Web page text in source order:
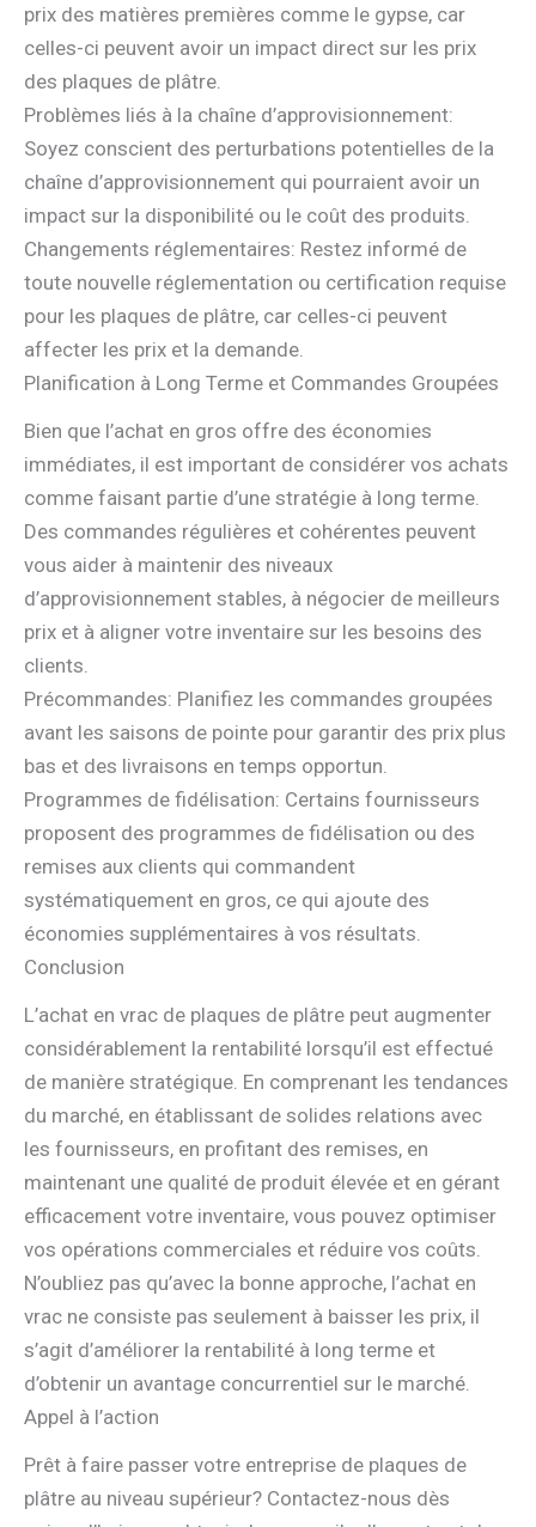
prix des matières premières comme le gypse, car
celles-ci peuvent avoir un impact direct sur les prix
des plaques de plâtre.
Problèmes liés à la chaîne d’approvisionnement:
Soyez conscient des perturbations potentielles de la
chaîne d’approvisionnement qui pourraient avoir un
impact sur la disponibilité ou le coût des produits.
Changements réglementaires: Restez informé de
toute nouvelle réglementation ou certification requise
pour les plaques de plâtre, car celles-ci peuvent
affecter les prix et la demande.
Planification à Long Terme et Commandes Groupées
Bien que l’achat en gros offre des économies
immédiates, il est important de considérer vos achats
comme faisant partie d’une stratégie à long terme.
Des commandes régulières et cohérentes peuvent
vous aider à maintenir des niveaux
d’approvisionnement stables, à négocier de meilleurs
prix et à aligner votre inventaire sur les besoins des
clients.
Précommandes: Planifiez les commandes groupées
avant les saisons de pointe pour garantir des prix plus
bas et des livraisons en temps opportun.
Programmes de fidélisation: Certains fournisseurs
proposent des programmes de fidélisation ou des
remises aux clients qui commandent
systématiquement en gros, ce qui ajoute des
économies supplémentaires à vos résultats.
Conclusion
L’achat en vrac de plaques de plâtre peut augmenter
considérablement la rentabilité lorsqu’il est effectué
de manière stratégique. En comprenant les tendances
du marché, en établissant de solides relations avec
les fournisseurs, en profitant des remises, en
maintenant une qualité de produit élevée et en gérant
efficacement votre inventaire, vous pouvez optimiser
vos opérations commerciales et réduire vos coûts.
N’oubliez pas qu’avec la bonne approche, l’achat en
vrac ne consiste pas seulement à baisser les prix, il
s’agit d’améliorer la rentabilité à long terme et
d’obtenir un avantage concurrentiel sur le marché.
Appel à l’action
Prêt à faire passer votre entreprise de plaques de
plâtre au niveau supérieur? Contactez-nous dès